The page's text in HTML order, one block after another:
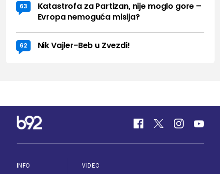
63
Katastrofa za Partizan, nije moglo gore –
Evropa nemoguća misija?
62 Nik Vajler-Beb u Zvezdi!
INFO
VIDEO